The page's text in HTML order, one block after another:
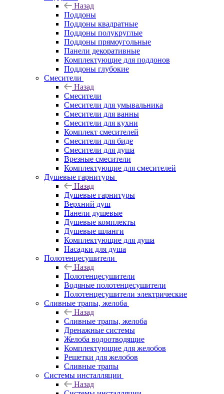
Назад
Поддоны
Поддоны квадратные
Поддоны полукруглые
Поддоны прямоугольные
Панели декоративные
Комплектующие для поддонов
Поддоны глубокие
Смесители
Назад
Смесители
Смесители для умывальника
Смесители для ванны
Смесители для кухни
Комплект смесителей
Смесители для биде
Смесители для душа
Врезные смесители
Комплектующие для смесителей
Душевые гарнитуры
Назад
Душевые гарнитуры
Верхний душ
Панели душевые
Душевые комплекты
Душевые шланги
Комплектующие для душа
Насадки для душа
Полотенцесушители
Назад
Полотенцесушители
Водяные полотенцесушители
Полотенцесушители электрические
Сливные трапы, желоба
Назад
Сливные трапы, желоба
Дренажные системы
Желоба водоотводящие
Комплектующие для желобов
Решетки для желобов
Сливные трапы
Системы инсталляции
Назад